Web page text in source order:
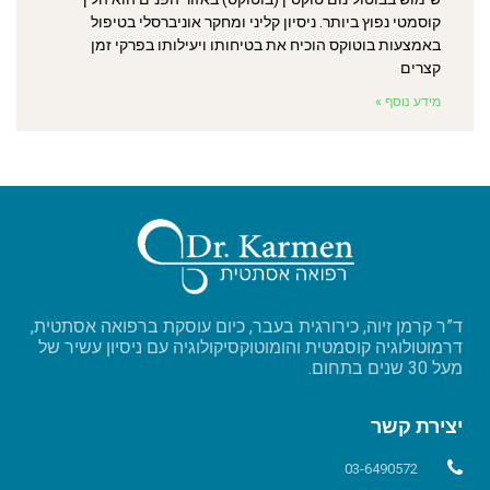
קוסמטי נפוץ ביותר. ניסיון קליני ומחקר אוניברסלי בטיפול
באמצעות בוטוקס הוכיח את בטיחותו ויעילותו בפרקי זמן
קצרים
מידע נוסף »
יצירת קשר
03-6490572
ד”ר קרמן זיוה, כירורגית בעבר, כיום עוסקת ברפואה אסתטית,
דרמוטולוגיה קוסמטית והומוטוקסיקולוגיה עם ניסיון עשיר של
מעל 30 שנים בתחום.